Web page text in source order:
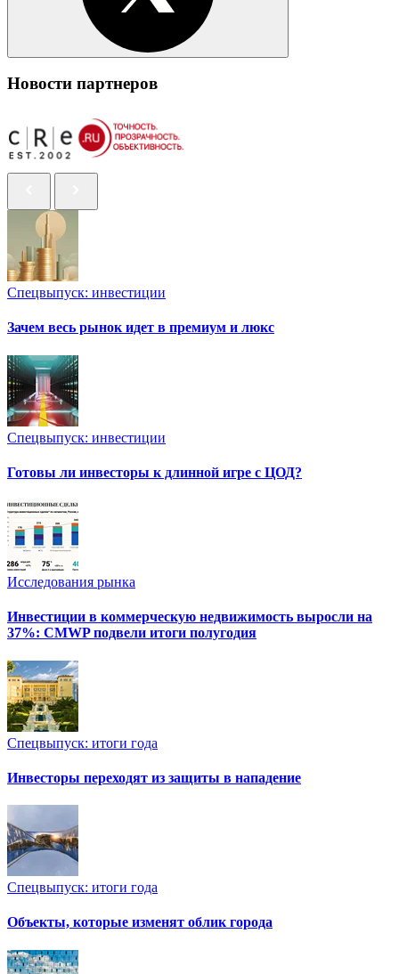
Новости партнеров
Спецвыпуск: инвестиции
Зачем весь рынок идет в премиум и люкс
Спецвыпуск: инвестиции
Готовы ли инвесторы к длинной игре с ЦОД?
Исследования рынка
Инвестиции в коммерческую недвижимость выросли на
37%: CMWP подвели итоги полугодия
Спецвыпуск: итоги года
Инвесторы переходят из защиты в нападение
Спецвыпуск: итоги года
Объекты, которые изменят облик города